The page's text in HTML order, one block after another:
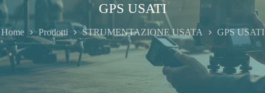
GPS USATI
Home Prodotti STRUMENTAZIONE USATA GPS USATI